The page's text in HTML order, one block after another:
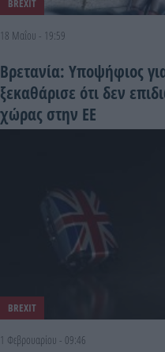
BREXIT
18 Μαΐου - 19:59
Βρετανία: Υποψήφιος
ξεκαθάρισε ότι δεν
χώρας στην ΕΕ
BREXIT
1 Φεβρουαρίου - 09:46